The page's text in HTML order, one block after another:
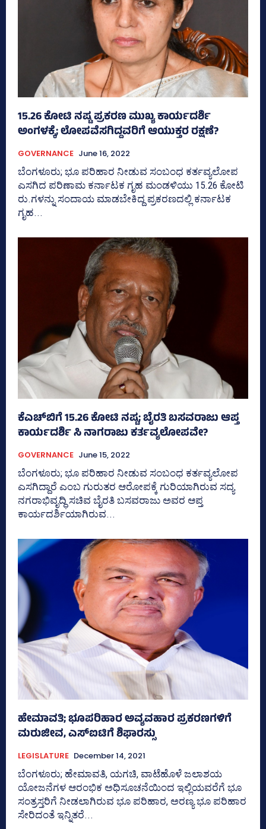
15.26 ಕೋಟಿ ನಷ್ಟ ಪ್ರಕರಣ ಮುಖ್ಯ ಕಾರ್ಯದರ್ಶಿ
ಅಂಗಳಕ್ಕೆ; ಲೋಪವೆಸಗಿದ್ದವರಿಗೆ ಆಯುಕ್ತರ ರಕ್ಷಣೆ?
GOVERNANCE June 16, 2022
ಬೆಂಗಳೂರು; ಭೂ ಪರಿಹಾರ ನೀಡುವ ಸಂಬಂಧ ಕರ್ತವ್ಯಲೋಪ
ಎಸಗಿದ ಪರಿಣಾಮ ಕರ್ನಾಟಕ ಗೃಹ ಮಂಡಳಿಯು 15.26 ಕೋಟಿ
ರು.ಗಳನ್ನು ಸಂದಾಯ ಮಾಡಬೇಕಿದ್ದ ಪ್ರಕರಣದಲ್ಲಿ ಕರ್ನಾಟಕ
ಗೃಹ...
ಕೆಎಚ್‌ಬಿಗೆ 15.26 ಕೋಟಿ ನಷ್ಟ; ಬೈರತಿ ಬಸವರಾಜು ಆಪ್ತ
ಕಾರ್ಯದರ್ಶಿ ಸಿ ನಾಗರಾಜು ಕರ್ತವ್ಯಲೋಪವೇ?
GOVERNANCE June 15, 2022
ಬೆಂಗಳೂರು; ಭೂ ಪರಿಹಾರ ನೀಡುವ ಸಂಬಂಧ ಕರ್ತವ್ಯಲೋಪ
ಎಸಗಿದ್ದಾರೆ ಎಂಬ ಗುರುತರ ಆರೋಪಕ್ಕೆ ಗುರಿಯಾಗಿರುವ ಸದ್ಯ
ನಗರಾಭಿವೃದ್ಧಿ ಸಚಿವ ಬೈರತಿ ಬಸವರಾಜು ಅವರ ಆಪ್ತ
ಕಾರ್ಯದರ್ಶಿಯಾಗಿರುವ...
ಹೇಮಾವತಿ; ಭೂಪರಿಹಾರ ಅವ್ಯವಹಾರ ಪ್ರಕರಣಗಳಿಗೆ
ಮರುಜೀವ, ಎಸ್‌ಐಟಿಗೆ ಶಿಫಾರಸ್ಸು
LEGISLATURE December 14, 2021
ಬೆಂಗಳೂರು; ಹೇಮಾವತಿ, ಯಗಚಿ, ವಾಟೆಹೊಳೆ ಜಲಾಶಯ
ಯೋಜನೆಗಳ ಆರಂಭಿಕ ಅಧಿಸೂಚನೆಯಿಂದ ಇಲ್ಲಿಯವರೆಗೆ ಭೂ
ಸಂತ್ರಸ್ತರಿಗೆ ನೀಡಲಾಗಿರುವ ಭೂ ಪರಿಹಾರ, ಅರಣ್ಯ ಭೂ ಪರಿಹಾರ
ಸೇರಿದಂತೆ ಇನ್ನಿತರೆ...